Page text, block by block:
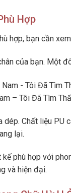
Hợp
hợp, bạn cần
của bạn. Một
– Tôi Đã Tìm
dép. Chất liệu
lại.
phù hợp với
và hiện đại.